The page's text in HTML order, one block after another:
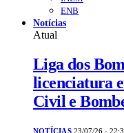
ENB
Notícias
Atual
Liga dos
licenciatura
Civil e
NOTÍCIAS 23/07/26 -